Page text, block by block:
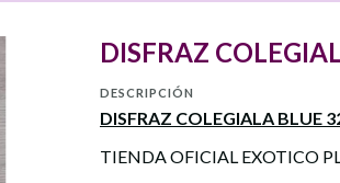
DISFRAZ
DESCRIPCIÓN
DISFRAZ COLEGIALA BLUE
TIENDA OFICIAL EXOTICO